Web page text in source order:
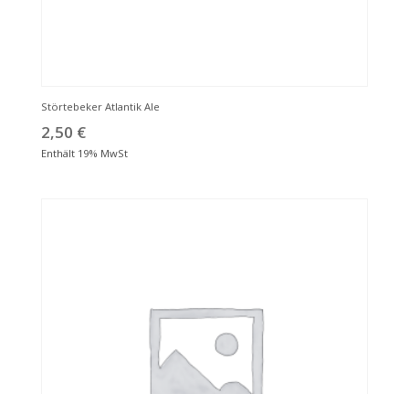
Störtebeker Atlantik Ale
2,50 €
Enthält 19% MwSt